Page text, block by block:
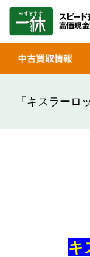
「キスラーロ
キ